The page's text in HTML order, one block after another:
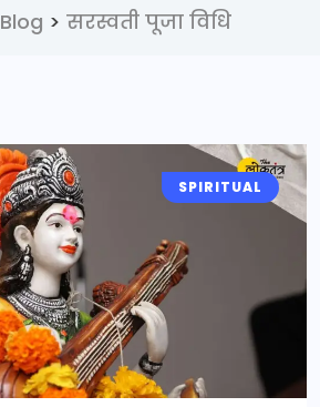
Blog > सरस्वती पूजा विधि
SPIRITUAL